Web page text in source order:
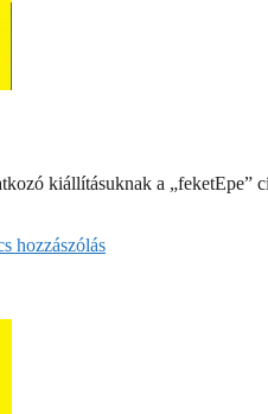
kiállításuknak a „feketEpe”
hozzászólás